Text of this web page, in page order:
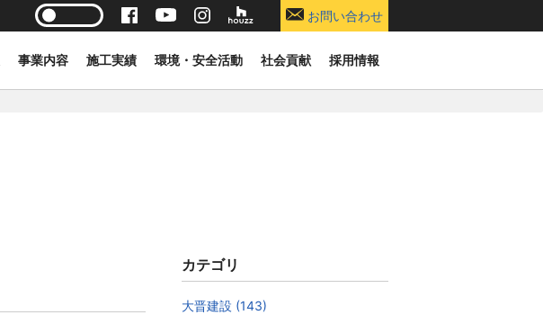
お問い合わせ
事業内容 施工実績 環境・安全活動 社会貢献 採用情報
カテゴリ
大晋建設 (143)